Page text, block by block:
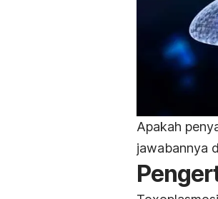
Apakah
jawabannya